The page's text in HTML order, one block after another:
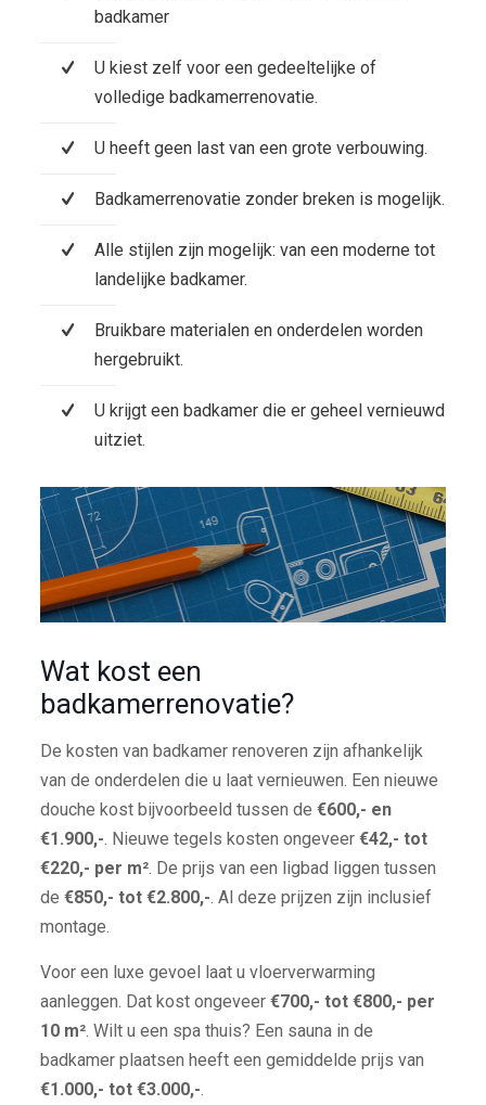
badkamer
U kiest zelf voor een gedeeltelijke of
volledige badkamerrenovatie.
U heeft geen last van een grote verbouwing.
Badkamerrenovatie zonder breken is mogelijk.
Alle stijlen zijn mogelijk: van een moderne tot
landelijke badkamer.
Bruikbare materialen en onderdelen worden
hergebruikt.
U krijgt een badkamer die er geheel vernieuwd
uitziet.
Wat kost een
badkamerrenovatie?
De kosten van badkamer renoveren zijn afhankelijk
van de onderdelen die u laat vernieuwen. Een nieuwe
douche kost bijvoorbeeld tussen de €600,- en
€1.900,-. Nieuwe tegels kosten ongeveer €42,- tot
€220,- per m². De prijs van een ligbad liggen tussen
de €850,- tot €2.800,-. Al deze prijzen zijn inclusief
montage.
Voor een luxe gevoel laat u vloerverwarming
aanleggen. Dat kost ongeveer €700,- tot €800,- per
10 m². Wilt u een spa thuis? Een sauna in de
badkamer plaatsen heeft een gemiddelde prijs van
€1.000,- tot €3.000,-.